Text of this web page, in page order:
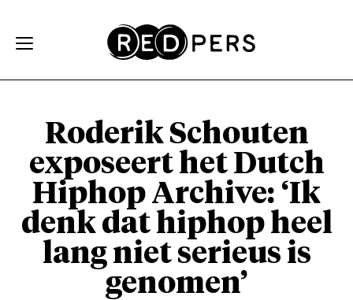
Roderik Schouten
exposeert het Dutch
Hiphop Archive: ‘Ik
denk dat hiphop heel
lang niet serieus is
genomen’